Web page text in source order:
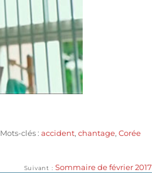
Étiquettes
Mots-clés :accident,chantage,Corée
Suivant
Publication
Sommaire de février 2017